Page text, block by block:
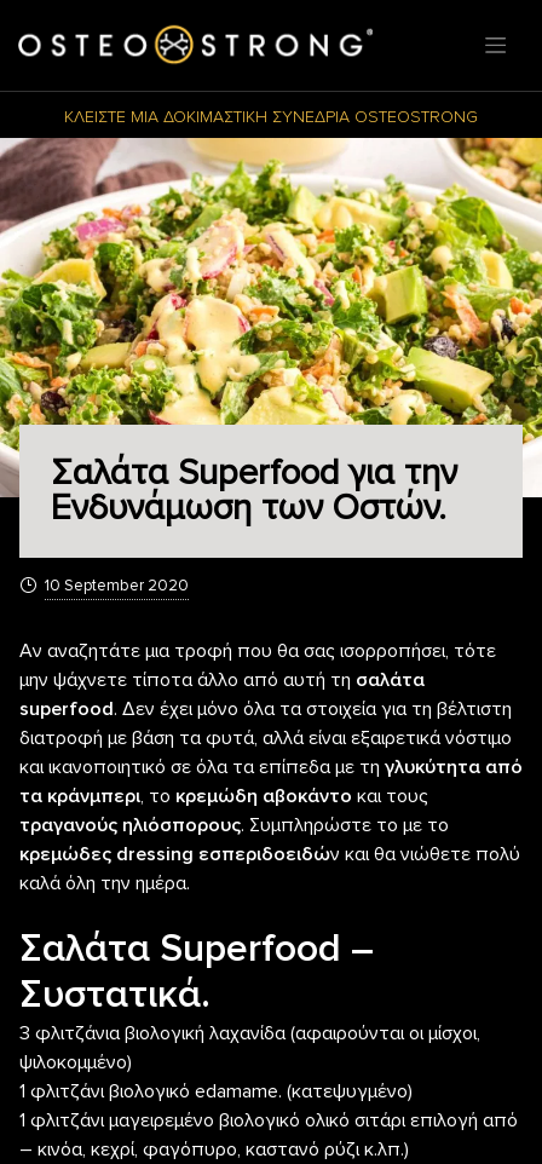
ΚΛΕΙΣΤΕ ΜΙΑ ΔΟΚΙΜΑΣΤΙΚΗ ΣΥΝΕΔΡΙΑ OSTEOSTRONG
Σαλάτα Superfood για την
Ενδυνάμωση των Οστών.
10 September 2020
Αν αναζητάτε μια τροφή που θα σας ισορροπήσει, τότε
μην ψάχνετε τίποτα άλλο από αυτή τη σαλάτα
superfood. Δεν έχει μόνο όλα τα στοιχεία για τη βέλτιστη
διατροφή με βάση τα φυτά, αλλά είναι εξαιρετικά νόστιμο
και ικανοποιητικό σε όλα τα επίπεδα με τηγλυκύτητα από
τα κράνμπερι, το κρεμώδη αβοκάντο και τους
τραγανούς ηλιόσπορους. Συμπληρώστε το με το
κρεμώδες dressing εσπεριδοειδών και θα νιώθετε πολύ
καλά όλη την ημέρα.
Σαλάτα Superfood –
Συστατικά.
3 φλιτζάνια βιολογική λαχανίδα (αφαιρούνται οι μίσχοι,
ψιλοκομμένο)
1 φλιτζάνι βιολογικό edamame. (κατεψυγμένο)
1 φλιτζάνι μαγειρεμένο βιολογικό ολικό σιτάρι επιλογή από
– κινόα, κεχρί, φαγόπυρο, καστανό ρύζι κ.λπ.)